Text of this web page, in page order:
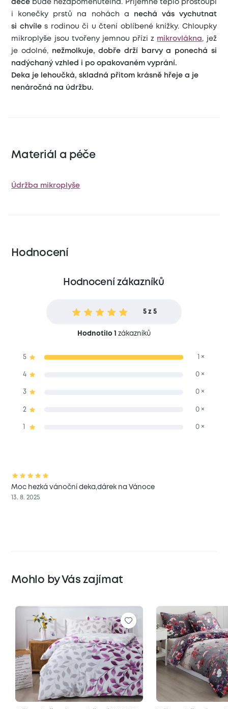
dece bude nezapomenutelná. Příjemné teplo prostoupí
i konečky prstů na nohách a
nechá vás vychutnat
si chvíles rodinou či u čtení oblíbené knížky. Chloupky
mikroplyše jsou tvořeny jemnou přízi z mikrovlákna , jež
je odolné,
nežmolkuje, dobře drží barvy a ponechá si
nadýchaný vzhled i po opakovaném vyprání.
Deka je lehoučká, skladná přitom krásně hřeje a je
nenáročná na údržbu.
Materiál a péče
Údržba mikroplyše
Hodnocení
Hodnocení zákazníků
5 z 5
Hodnotilo 1 zákazníků
5 1 ×
4 0 ×
3 0 ×
2 0 ×
0 ×
Moc hezká vánoční deka,dárek na Vánoce
13. 8. 2025
Mohlo by Vás zajímat